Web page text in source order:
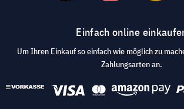
Einfach online
Um Ihren Einkauf so einfach wie möglich zu
Zahlungsarten an.